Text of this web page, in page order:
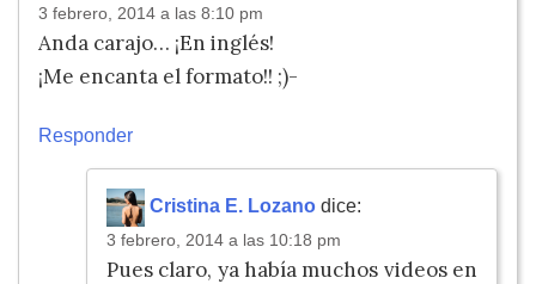
3 febrero, 2014 a las 8:10 pm
Anda carajo… ¡En inglés!
¡Me encanta el formato!! ;)-
Responder
Cristina E. Lozano dice:
3 febrero, 2014 a las 10:18 pm
Pues claro, ya había muchos videos en